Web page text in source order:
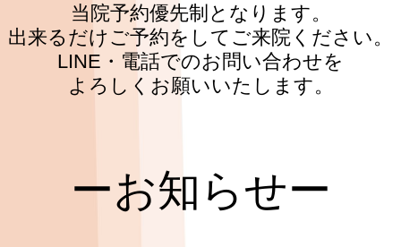
患者様の声
Q&A
当院予約優先制となります。
出来るだけご予約をしてご来院ください。
LINE・電話でのお問い合わせを
よろしくお願いいたします。
ーお知らせー